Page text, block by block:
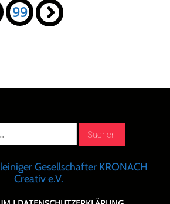
99 »
Gesellschafter KRONACH
Creativ e.V.